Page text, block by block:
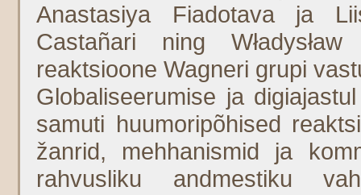
Anastasiya Fiadotava ja
Castañari ning
reaktsioone Wagneri grupi
Globaliseerumise ja
samuti huumoripõhised
žanrid, mehhanismid ja
rahvusliku andmestiku